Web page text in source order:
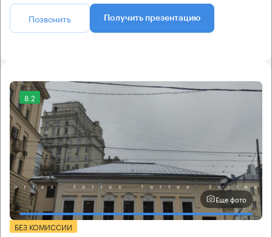
Позвонить Получить презентацию
8.2
Еще фото
БЕЗ КОМИССИИ